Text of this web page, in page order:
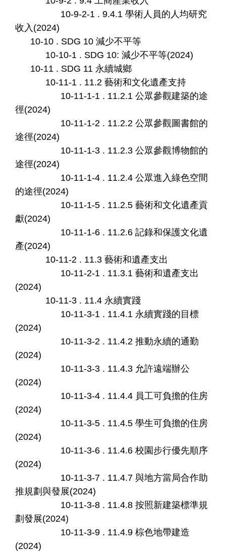
10-9-2-1 . 9.4.1 學術人員的人均研究
收入(2024)
10-10 . SDG 10 減少不平等
10-10-1 . SDG 10: 減少不平等(2024)
10-11 . SDG 11 永續城鄉
10-11-1 . 11.2 藝術和文化遺產支持
10-11-1-1 . 11.2.1 公眾參觀建築的途
徑(2024)
10-11-1-2 . 11.2.2 公眾參觀圖書館的
途徑(2024)
10-11-1-3 . 11.2.3 公眾參觀博物館的
途徑(2024)
10-11-1-4 . 11.2.4 公眾進入綠色空間
的途徑(2024)
10-11-1-5 . 11.2.5 藝術和文化遺產貢
獻(2024)
10-11-1-6 . 11.2.6 記錄和保護文化遺
產(2024)
10-11-2 . 11.3 藝術和遺產支出
10-11-2-1 . 11.3.1 藝術和遺產支出
(2024)
10-11-3 . 11.4 永續實踐
10-11-3-1 . 11.4.1 永續實踐的目標
(2024)
10-11-3-2 . 11.4.2 推動永續的通勤
(2024)
10-11-3-3 . 11.4.3 允許遠端辦公
(2024)
10-11-3-4 . 11.4.4 員工可負擔的住房
(2024)
10-11-3-5 . 11.4.5 學生可負擔的住房
(2024)
10-11-3-6 . 11.4.6 校園步行優先順序
(2024)
10-11-3-7 . 11.4.7 與地方當局合作助
推規劃與發展(2024)
10-11-3-8 . 11.4.8 按照新建築標準規
劃發展(2024)
10-11-3-9 . 11.4.9 棕色地帶建造
(2024)